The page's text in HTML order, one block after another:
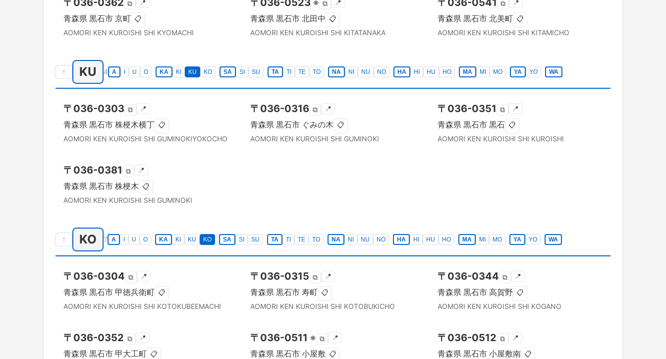
〒 036-0362 ⧉ 📍
青森県 黒石市 京町 📋
AOMORI KEN KUROISHI SHI KYOMACHI
〒 036-0523 ※ ⧉ 📍
青森県 黒石市 北田中 📋
AOMORI KEN KUROISHI SHI KITATANAKA
〒 036-0541 ⧉ 📍
青森県 黒石市 北美町 📋
AOMORI KEN KUROISHI SHI KITAMICHO
↑ KU 4 A U O KA KI KU KO SA SI SU TA TI TE TO NA NI NU NO HA HI HU HO MA MI MO YA YO WA
〒 036-0303 ⧉ 📍
青森県 黒石市 株梗木横丁 📋
AOMORI KEN KUROISHI SHI GUMINOKIYOKOCHO
〒 036-0316 ⧉ 📍
青森県 黒石市 ぐみの木 📋
AOMORI KEN KUROISHI SHI GUMINOKI
〒 036-0351 ⧉ 📍
青森県 黒石市 黒石 📋
AOMORI KEN KUROISHI SHI KUROISHI
〒 036-0381 ⧉ 📍
青森県 黒石市 株梗木 📋
AOMORI KEN KUROISHI SHI GUMINOKI
↑ KO 7 A U O KA KI KU KO SA SI SU TA TI TE TO NA NI NU NO HA HI HU HO MA MI MO YA YO WA
〒 036-0304 ⧉ 📍
青森県 黒石市 甲徳兵衛町 📋
AOMORI KEN KUROISHI SHI KOTOKUBEEMACHI
〒 036-0315 ⧉ 📍
青森県 黒石市 寿町 📋
AOMORI KEN KUROISHI SHI KOTOBUKICHO
〒 036-0344 ⧉ 📍
青森県 黒石市 高賀野 📋
AOMORI KEN KUROISHI SHI KOGANO
〒 036-0352 ⧉ 📍
青森県 黒石市 甲大工町 📋
〒 036-0511 ※ ⧉ 📍
青森県 黒石市 小屋敷 📋
〒 036-0512 ⧉ 📍
青森県 黒石市 小屋敷南 📋